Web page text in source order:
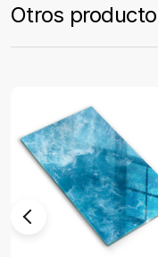
Otros